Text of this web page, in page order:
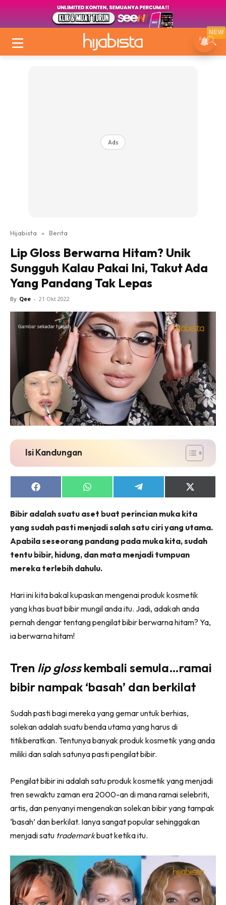
Ads
Hijabista » Berita
Lip Gloss Berwarna Hitam? Unik
Sungguh Kalau Pakai Ini, Takut Ada
Yang Pandang Tak Lepas
By Qee - 21 Okt 2022
Isi Kandungan
Share
on
Share
on
Share
on
Share
on
(Twitter)
Bibir adalah suatu aset buat perincian muka kita
yang sudah pasti menjadi salah satu ciri yang utama.
Apabila seseorang pandang pada muka kita, sudah
tentu bibir, hidung, dan mata menjadi tumpuan
mereka terlebih dahulu.
Hari ini kita bakal kupaskan mengenai produk kosmetik
yang khas buat bibir mungil anda itu. Jadi, adakah anda
pernah dengar tentang pengilat bibir berwarna hitam? Ya,
ia berwarna hitam!
Tren lip glosskembali semula…ramai
bibir nampak ‘basah’ dan berkilat
Sudah pasti bagi mereka yang gemar untuk berhias,
solekan adalah suatu benda utama yang harus di
titikberatkan. Tentunya banyak produk kosmetik yang anda
miliki dan salah satunya pasti pengilat bibir.
Pengilat bibir ini adalah satu produk kosmetik yang menjadi
tren sewaktu zaman era 2000-an di mana ramai selebriti,
artis, dan penyanyi mengenakan solekan bibir yang tampak
‘basah’ dan berkilat. Ianya sangat popular sehinggakan
menjadi satu trademarkbuat ketika itu.
NEW